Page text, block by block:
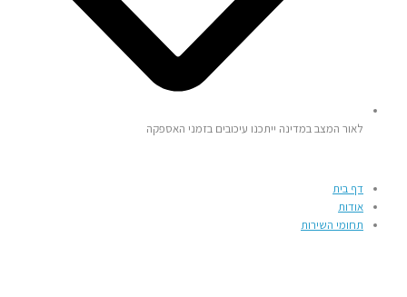
לאור המצב במדינה ייתכנו עיכובים בזמני האספקה
דף בית
אודות
תחומי השירות